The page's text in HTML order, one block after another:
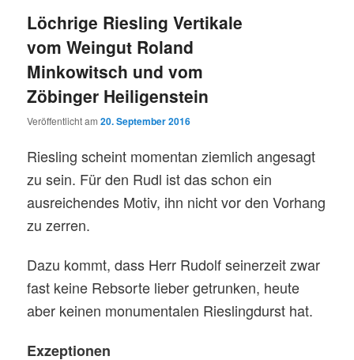
Löchrige Riesling Vertikale
vom Weingut Roland
Minkowitsch und vom
Zöbinger Heiligenstein
Veröffentlicht am20. September 2016
Riesling scheint momentan ziemlich angesagt
zu sein. Für den Rudl ist das schon ein
ausreichendes Motiv, ihn nicht vor den Vorhang
zu zerren.
Dazu kommt, dass Herr Rudolf seinerzeit zwar
fast keine Rebsorte lieber getrunken, heute
aber keinen monumentalen Rieslingdurst hat.
Exzeptionen